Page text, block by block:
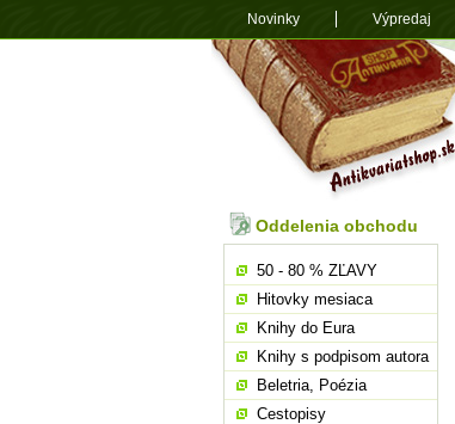
Oddelenia obchodu
50 - 80 % ZĽAVY
Hitovky mesiaca
Knihy do Eura
Knihy s podpisom autora
Beletria, Poézia
Cestopisy
Novinky Výpredaj